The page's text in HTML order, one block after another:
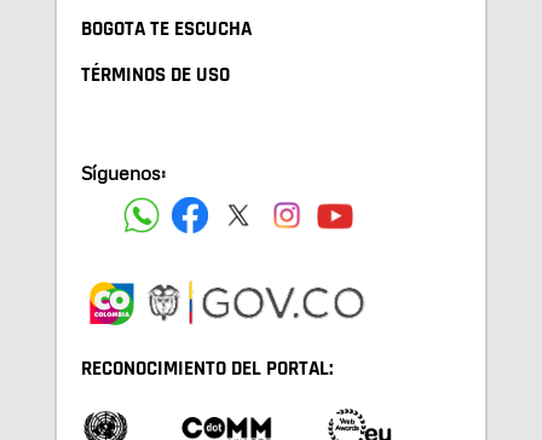
BOGOTA TE ESCUCHA
TÉRMINOS DE USO
Síguenos:
RECONOCIMIENTO DEL PORTAL: